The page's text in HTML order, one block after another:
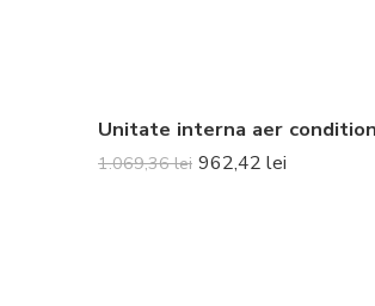
1.069,36lei 962,42 lei